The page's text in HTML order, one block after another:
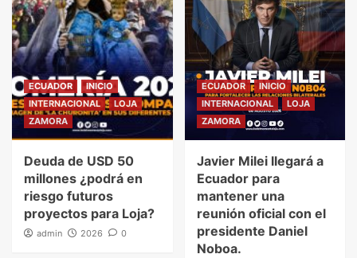
ECUADOR
INICIO
INTERNACIONAL
LOJA
ZAMORA
Deuda de USD 50
millones ¿podrá en
riesgo futuros
proyectos para Loja?
admin 2026 0
ECUADOR
INICIO
INTERNACIONAL
LOJA
ZAMORA
Javier Milei llegará a
Ecuador para
mantener una
reunión oficial con el
presidente Daniel
Noboa.